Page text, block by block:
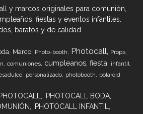
y marcos originales para comunión,
fiestas y eventos infantiles.
baratos y de calidad.
Marco Photo-booth Photocall Props
comuniones cumpleanos fiesta infantil
personalizado photobooth polaroid
PHOTOCALL BODA
PHOTOCALL INFANTIL